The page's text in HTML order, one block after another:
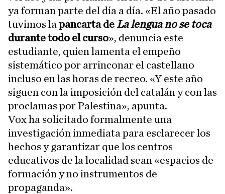
ya forman parte del día a día. «El año pasado
tuvimos la pancarta de La lengua no se toca
durante todo el curso», denuncia este
estudiante, quien lamenta el empeño
sistemático por arrinconar el castellano
incluso en las horas de recreo. «Y este año
siguen con la imposición del catalán y con las
proclamas por Palestina», apunta.
Vox ha solicitado formalmente una
investigación inmediata para esclarecer los
hechos y garantizar que los centros
educativos de la localidad sean «espacios de
formación y no instrumentos de
propaganda».